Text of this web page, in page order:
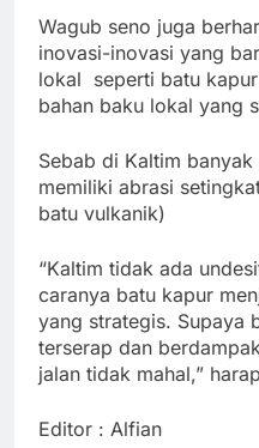
Wagub seno juga
inovasi-inovasi yang
lokal seperti batu
bahan baku lokal yang
Sebab di Kaltim
memiliki abrasi
batu vulkanik)
“Kaltim tidak ada
caranya batu kapur
yang strategis. Supaya
terserap dan
jalan tidak mahal,”
Editor : Alfian